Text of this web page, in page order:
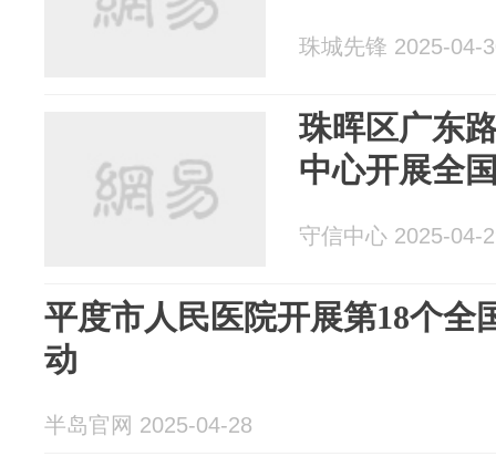
珠城先锋 2025-04-
珠晖区广东
中心开展全
守信中心 2025-04-
平度市人民医院开展第18个全
动
半岛官网 2025-04-28